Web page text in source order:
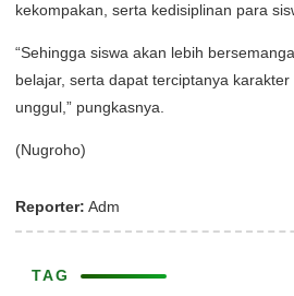
kekompakan, serta kedisiplinan para
“Sehingga siswa akan lebih
belajar, serta dapat terciptanya
unggul,” pungkasnya.
(Nugroho)
Reporter: Adm
TAG